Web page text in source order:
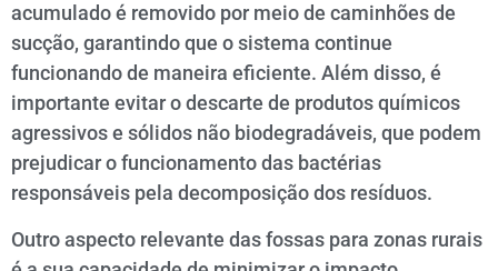
acumulado é removido por meio de caminhões de
sucção, garantindo que o sistema continue
funcionando de maneira eficiente. Além disso, é
importante evitar o descarte de produtos químicos
agressivos e sólidos não biodegradáveis, que podem
prejudicar o funcionamento das bactérias
responsáveis pela decomposição dos resíduos.
Outro aspecto relevante das fossas para zonas rurais